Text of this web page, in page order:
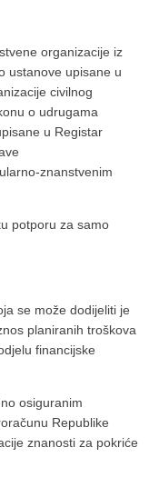
organizacije iz
ustanove upisane u
civilnog
o udrugama
u Registar
znanstvenim
potporu za samo
se može dodijeliti je
planiranih troškova
financijske
osiguranim
Republike
znanosti za pokriće